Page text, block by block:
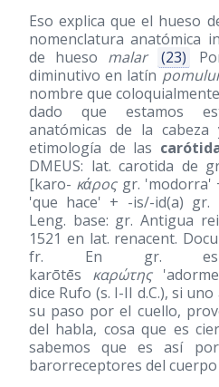
Eso explica que el hueso
nomenclatura anatómica
de hueso malar (23)
diminutivo en latín
nombre que
dado que estamos
anatómicas de la
etimología de las
DMEUS: lat. carotida de
[karo- κάρος gr. 'modorra'
'que hace' + -is/-id(a) gr.
Leng. base: gr. Antigua
1521 en lat. renacent.
fr. En gr. es
karōtēs καρώτης
dice Rufo (s. I-II d.C.), si
su paso por el cuello,
del habla, cosa que es
sabemos que es así
barorreceptores del